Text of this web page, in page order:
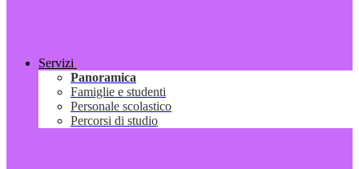
Servizi
Panoramica
Famiglie e studenti
Personale scolastico
Percorsi di studio